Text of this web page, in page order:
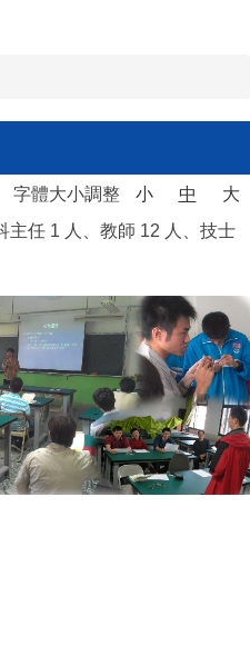
字體大小調整 小 中
大
主任 1 人、教師 12 人、技士